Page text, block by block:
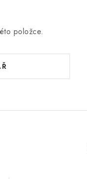
položce.